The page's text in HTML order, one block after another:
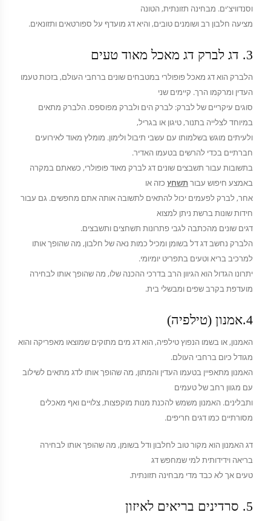
וסנדוויצ'ים. מבחינה תזונתית, הטונה
מציעה חלבון רב ושומנים טובים, והיא דג מועדף על ספורטאים ותזונאים.
3. דג לברק דג מאכל מאוד טעים
הלברק הוא דג מאכל פופולרי במטבחים שונים ברחבי העולם, בזכות טעמו
העדין ומרקמו הרך. קיימים שני
סוגים עיקריים של לברק: לברק הים ולברק מפוספס. הלברק מתאים
במיוחד לצלייה בתנור, טיגון או בגריל,
ולעיתים מוגש בשלמותו עם עשבי תיבול ולימון. מומלץ מאוד לאירועים
חברתיים בכדי להרשים בטעמו האדיר.
בתשובות עבור תשבצים שונים דג לברק מאוד פופולרי, כשאתם במקרה
באמצע חיפוש עבורתשחץ כזה או
אחר, לברק לפעמים יכול להתאים לתשובה אותה אתם מחפשים. גם עבור
חידות שונות ברשת ניתן למצוא
דגים שונים מהכתבה לגבי פתרונות תשחצים ותשבצים.
הלברק נחשב דג דל בשומן ומכיל כמות נאה של חלבון, מה שהופך אותו
למרכיב בריא וטעים בתפריט יומיומי.
יתרונו הגדול הוא הגיוון הרב בדרכי ההכנה שלו, מה שהופך אותו לבחירה
מועדפת בקרב שפים ומבשלי בית.
4.אמנון (טילפיה)
האמנון, או בשמו הנפוץ טילפיה, הוא דג מים מתוקים שמוצאו מאפריקה והוא
מגודל כיום ברחבי העולם.
האמנון מתאפיין בטעמו העדין והמתון, מה שהופך אותו לדג מתאים לשילוב
עם מגוון רחב של טעמים
ותבלינים. האמנון משמש להכנת מנות מוקפצות, צלויים ואף מאכלים
מסורתיים כמו דגים חריפים.
דג האמנון הוא מקור טוב לחלבון ודל בשומן, מה שהופך אותו לבחירה
בריאה וידידותית למי שמחפש דג
טעים אך לא כבד מדי מבחינה תזונתית.
5. סרדינים בריאים לאיזון